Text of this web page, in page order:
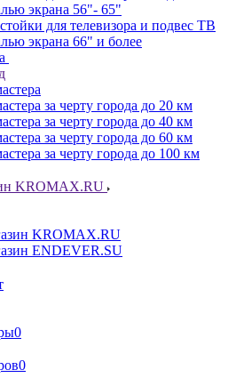
экрана 56"- 65"
для телевизора и подвес ТВ
экрана 66" и более
за черту города до 20 км
за черту города до 40 км
за черту города до 60 км
за черту города до 100 км
KROMAX.RU
KROMAX.RU
ENDEVER.SU
0
0